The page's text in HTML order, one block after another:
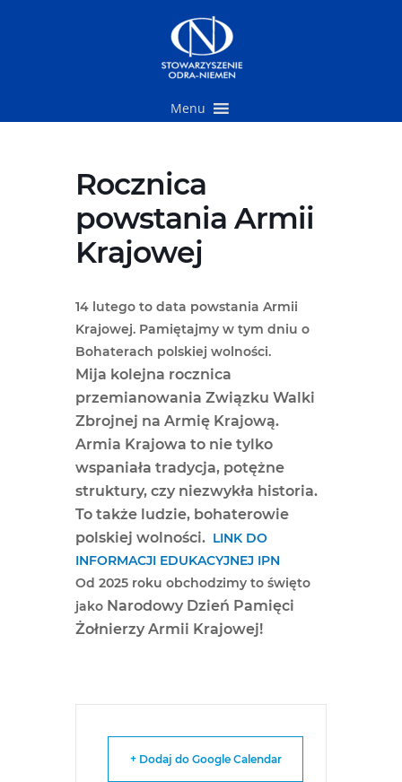
Menu
Rocznica
powstania Armii
Krajowej
14 lutego to data powstania Armii
Krajowej. Pamiętajmy w tym dniu o
Bohaterach polskiej wolności.
Mija kolejna rocznica
przemianowania Związku Walki
Zbrojnej na Armię Krajową.
Armia Krajowa to nie tylko
wspaniała tradycja, potężne
struktury, czy niezwykła historia.
To także ludzie, bohaterowie
polskiej wolności. LINK DO
INFORMACJI EDUKACYJNEJ IPN
Od 2025 roku obchodzimy to święto
jako Narodowy Dzień Pamięci
Żołnierzy Armii Krajowej!
+ Dodaj do Google Calendar